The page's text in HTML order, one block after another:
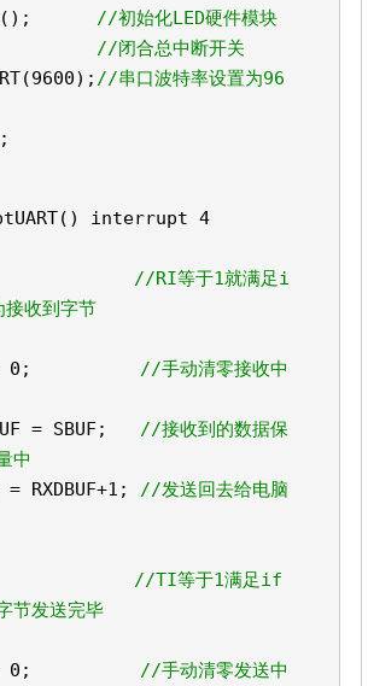
//初始化LED硬件模块
1; //闭合总中断开关
//串口波特率设置为96
interrupt 4
//RI等于1就满足i
收到字节
= 0; //手动清零接收中
= SBUF; //接收到的数据保
中
= RXDBUF+1; //发送回去给电脑
//TI等于1满足if
节发送完毕
= 0; //手动清零发送中